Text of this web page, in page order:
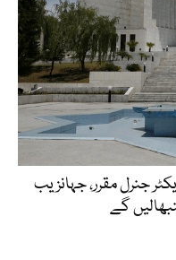
جنرل مقرر، جہانزیب
گے